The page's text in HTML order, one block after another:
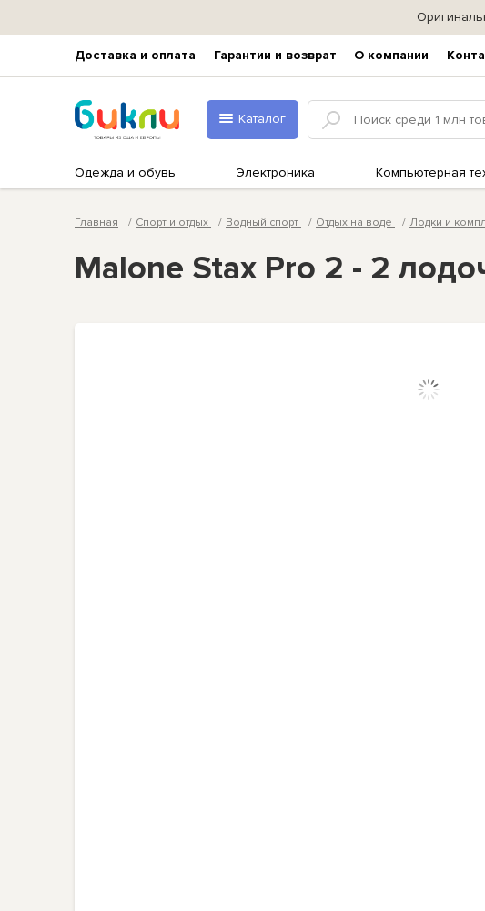
Доставка и оплата Гарантии и возврат О компании
Каталог
Одежда и обувь Электроника Компьютерная
Главная Спорт и отдых Водный спорт Отдых на воде Лодки и
Malone Stax Pro 2 - 2